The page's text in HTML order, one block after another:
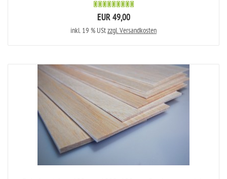
EUR 49,00
inkl. 19 % UStzzgl. Versandkosten